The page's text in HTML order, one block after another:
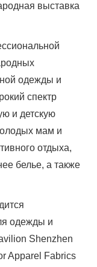
выставка
одежды и
спектр
и детскую
мам и
отдыха,
белье, а также
одежды и
Shenzhen
Apparel Fabrics